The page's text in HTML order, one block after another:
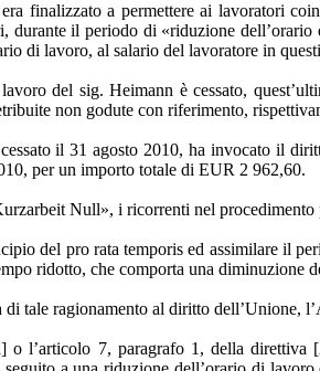
finalizzato a permettere ai lavoratori
durante il periodo di «riduzione
di lavoro, al salario del lavoratore in
del sig. Heimann è cessato,
non godute con riferimento,
il 31 agosto 2010, ha invocato il
per un importo totale di EUR 2 962,60.
Null», i ricorrenti nel
del pro rata temporis ed assimilare il
ridotto, che comporta una
tale ragionamento al diritto dell’Unione,
l’articolo 7, paragrafo 1, della